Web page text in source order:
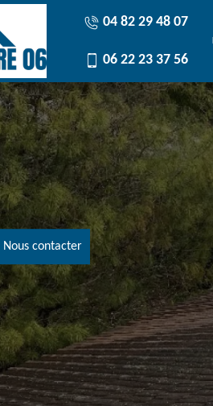
04 82 29 48 07
06 22 23 37 56
Nous contacter